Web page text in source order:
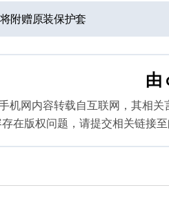
附赠原装保护套
由
手机网内容转载自互联网，其相
在版权问题，请提交相关链接